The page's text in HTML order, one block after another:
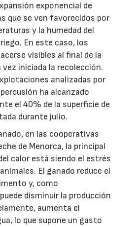
exponencial de
que se ven favorecidos por
y la humedad del
En este caso, los
visibles al final de la
vez iniciada la recolección.
analizadas por
ha alcanzado
el 40% de la superficie de
durante julio.
en las cooperativas
de Menorca, la principal
calor está siendo el estrés
El ganado reduce el
y, como
disminuir la producción
aumenta el
lo que supone un gasto